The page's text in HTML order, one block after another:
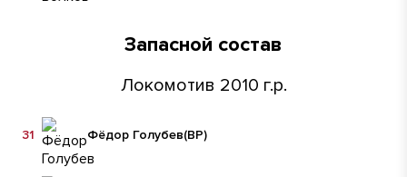
Запасной состав
Локомотив 2010 г.р.
Фёдор Голубев(ВР)
31